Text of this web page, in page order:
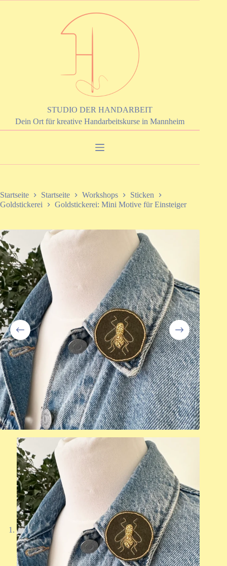
STUDIO DER HANDARBEIT
Dein Ort für kreative Handarbeitskurse in Mannheim
Startseite Startseite Workshops
Sticken
Goldstickerei
Goldstickerei: Mini Motive für Einsteiger